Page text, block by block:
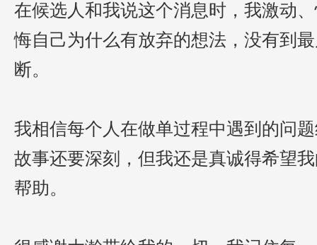
在候选人和我说这个消息时，我激动
悔自己为什么有放弃的想法，没有到
断。
我相信每个人在做单过程中遇到的问
故事还要深刻， 但我还是真诚得希望
帮助。